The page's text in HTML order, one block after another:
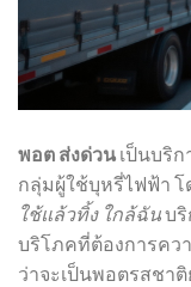
พอต ส่งด่วน เป็นบริ
กลุ่มผู้ใช้บุหรี่ไฟฟ้า
ใช้แล้วทิ้ง ใกล้ฉันบ
บริโภคที่ต้องการคว
ว่าจะเป็นพอตรสชา